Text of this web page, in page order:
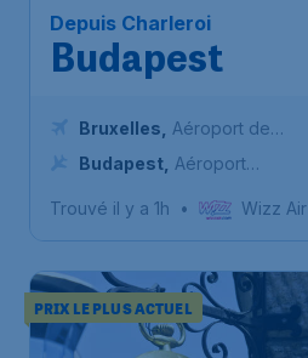
Depuis Charleroi
Budapest
Bruxelles
Aéroport de
Charleroi Bruxelles-Sud
Budapest Aéroport
Ferenc Liszt
Trouvé il y a 1h • Wizz Air
PRIX LE PLUS ACTUEL